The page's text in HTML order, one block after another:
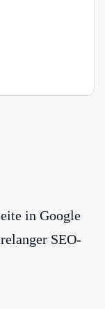
in Google
SEO-